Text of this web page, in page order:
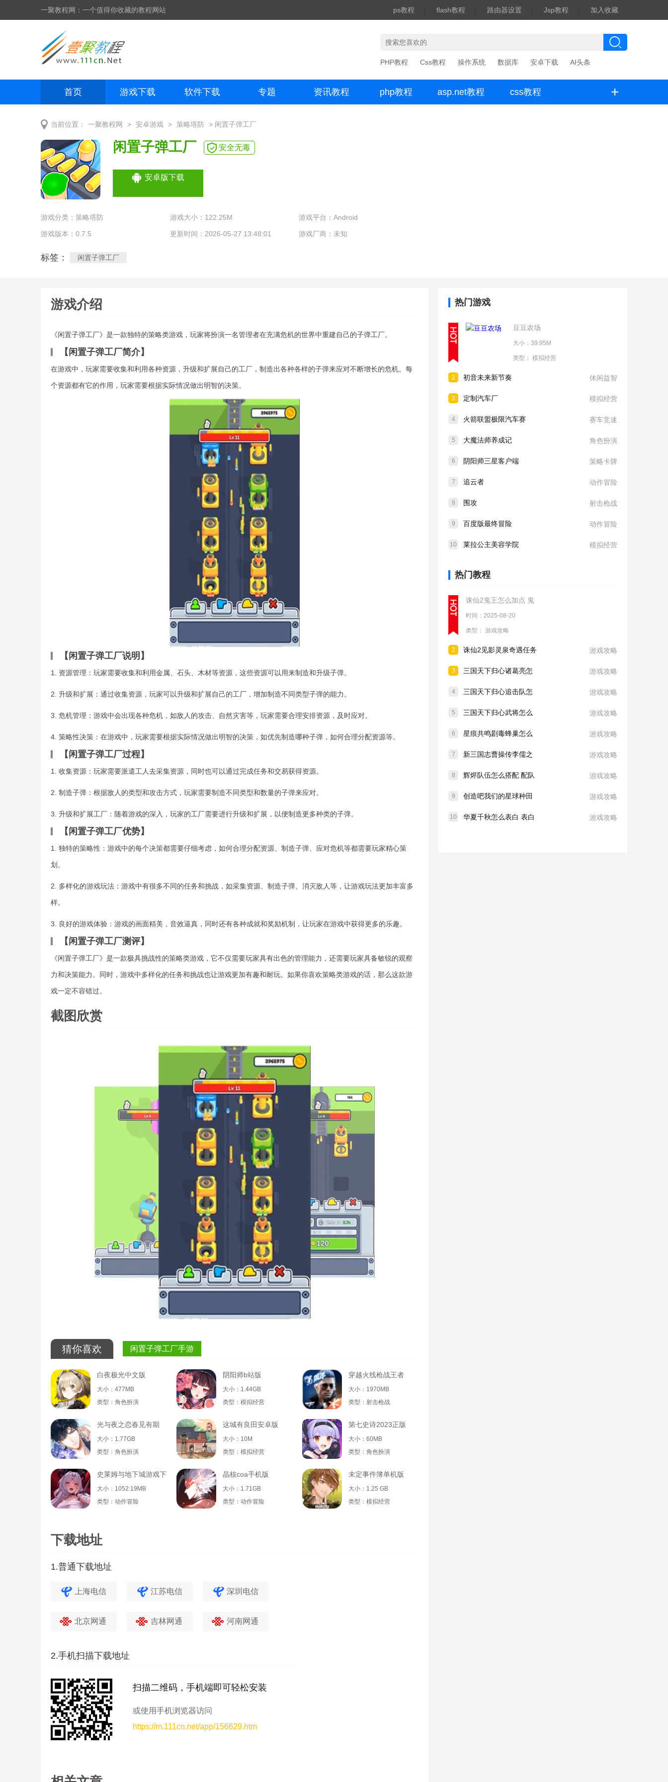
一聚教程网：一个值得你收藏的教程网站 ps教程 flash教程 路由器设置 Jsp教程 加入收藏
PHP教程 Css教程 操作系统 数据库 安卓下载 AI头条
首页 游戏下载 软件下载 专题 资讯教程 php教程 asp.net教程 css教程 +
当前位置： 一聚教程网 > 安卓游戏 > 策略塔防 > 闲置子弹工厂
闲置子弹工厂 安全无毒
安卓版下载
游戏分类： 策略塔防 游戏大小：122.25M 游戏平台：Android
游戏版本：0.7.5 更新时间：2026-05-27 13:48:01 游戏厂商：未知
标签： 闲置子弹工厂
游戏介绍
《闲置子弹工厂》是一款独特的策略类游戏，玩家将扮演一名管理者在充满危机的世界中重建自己的子弹工厂。
【闲置子弹工厂简介】
在游戏中，玩家需要收集和利用各种资源，升级和扩展自己的工厂，制造出各种各样的子弹来应对不断增长的危机。每
个资源都有它的作用，玩家需要根据实际情况做出明智的决策。
【闲置子弹工厂说明】
1. 资源管理：玩家需要收集和利用金属、石头、木材等资源，这些资源可以用来制造和升级子弹。
2. 升级和扩展：通过收集资源，玩家可以升级和扩展自己的工厂，增加制造不同类型子弹的能力。
3. 危机管理：游戏中会出现各种危机，如敌人的攻击、自然灾害等，玩家需要合理安排资源，及时应对。
4. 策略性决策：在游戏中，玩家需要根据实际情况做出明智的决策，如优先制造哪种子弹，如何合理分配资源等。
【闲置子弹工厂过程】
1. 收集资源：玩家需要派遣工人去采集资源，同时也可以通过完成任务和交易获得资源。
2. 制造子弹：根据敌人的类型和攻击方式，玩家需要制造不同类型和数量的子弹来应对。
3. 升级和扩展工厂：随着游戏的深入，玩家的工厂需要进行升级和扩展，以便制造更多种类的子弹。
【闲置子弹工厂优势】
1. 独特的策略性：游戏中的每个决策都需要仔细考虑，如何合理分配资源、制造子弹、应对危机等都需要玩家精心策
划。
2. 多样化的游戏玩法：游戏中有很多不同的任务和挑战，如采集资源、制造子弹、消灭敌人等，让游戏玩法更加丰富多
样。
3. 良好的游戏体验：游戏的画面精美，音效逼真，同时还有各种成就和奖励机制，让玩家在游戏中获得更多的乐趣。
【闲置子弹工厂测评】
《闲置子弹工厂》是一款极具挑战性的策略类游戏，它不仅需要玩家具有出色的管理能力，还需要玩家具备敏锐的观察
力和决策能力。同时，游戏中多样化的任务和挑战也让游戏更加有趣和耐玩。如果你喜欢策略类游戏的话，那么这款游
戏一定不容错过。
截图欣赏
猜你喜欢 闲置子弹工厂手游
白夜极光中文版
大小：477MB
类型：角色扮演
阴阳师b站版
大小：1.44GB
类型：模拟经营
穿越火线枪战王者
大小：1970MB
类型：射击枪战
光与夜之恋春见有期
大小：1.77GB
类型：角色扮演
这城有良田安卓版
大小：10M
类型：模拟经营
第七史诗2023正版
大小：60MB
类型：角色扮演
史莱姆与地下城游戏下载
大小：1052.19MB
类型：动作冒险
晶核coa手机版
大小：1.71GB
类型：动作冒险
未定事件簿单机版
大小：1.25 GB
类型：模拟经营
下载地址
1.普通下载地址
上海电信 江苏电信 深圳电信
北京网通 吉林网通 河南网通
2.手机扫描下载地址
扫描二维码，手机端即可轻松安装
或使用手机浏览器访问
https://m.111cn.net/app/156629.htm
热门游戏
豆豆农场
大小：39.95M
类型： 模拟经营
2 初音未来新节奏 休闲益智
3 定制汽车厂 模拟经营
4 火箭联盟极限汽车赛 赛车竞速
5 大魔法师养成记 角色扮演
6 阴阳师三星客户端 策略卡牌
7 追云者 动作冒险
8 围攻 射击枪战
9 百度版最终冒险 动作冒险
10 莱拉公主美容学院 模拟经营
热门教程
诛仙2鬼王怎么加点 鬼
时间：2025-08-20
类型： 游戏攻略
2 诛仙2见影灵泉奇遇任务 游戏攻略
3 三国天下归心诸葛亮怎 游戏攻略
4 三国天下归心追击队怎 游戏攻略
5 三国天下归心武将怎么 游戏攻略
6 星痕共鸣剧毒蜂巢怎么 游戏攻略
7 新三国志曹操传李儒之 游戏攻略
8 辉烬队伍怎么搭配 配队 游戏攻略
9 创造吧我们的星球种田 游戏攻略
10 华夏千秋怎么表白 表白 游戏攻略